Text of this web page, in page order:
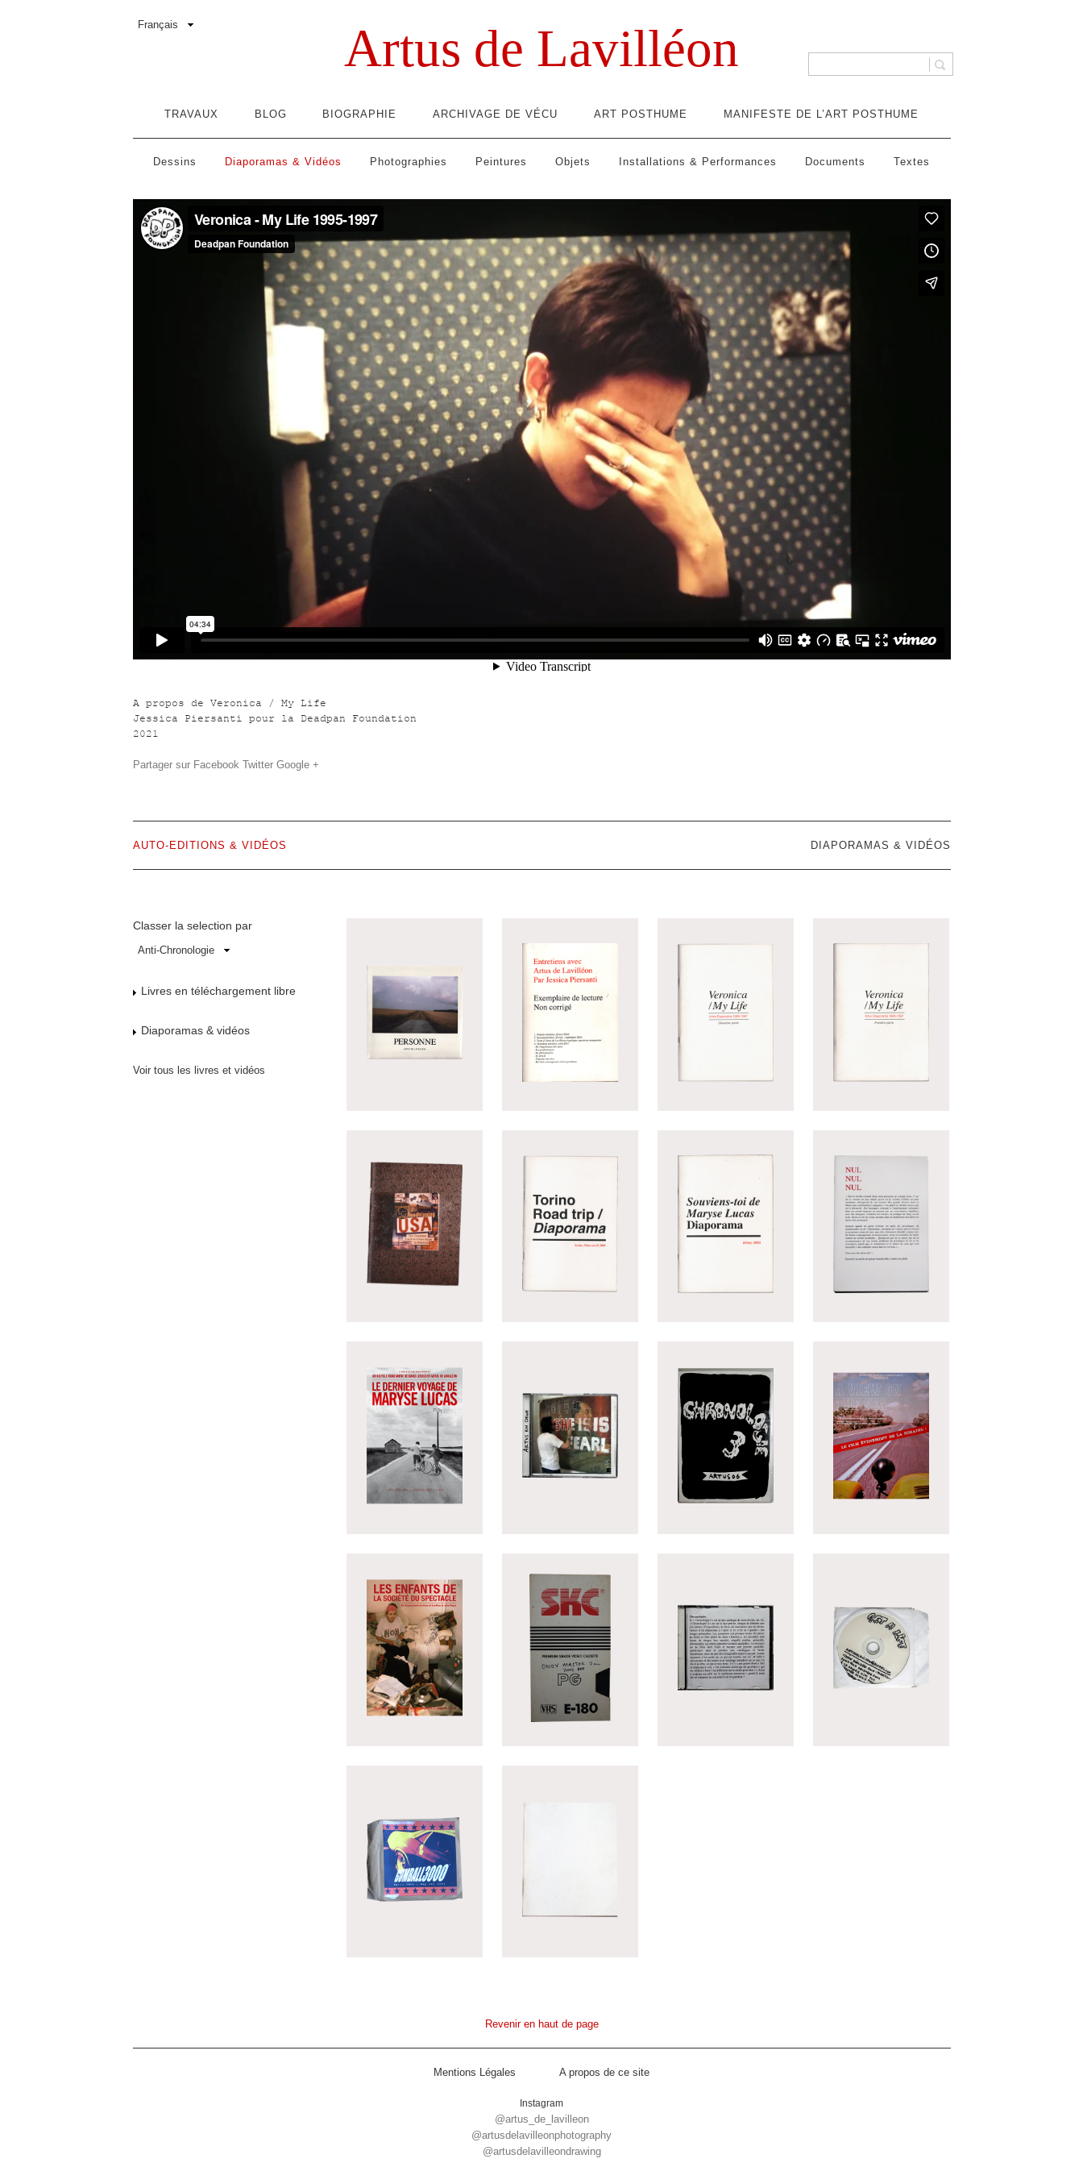
Artus de Lavilléon
TRAVAUX
Dessins Diaporamas & Vidéos Photographies Peintures Objets Installations & Performances Documents Textes
BLOG BIOGRAPHIE ARCHIVAGE DE VÉCU ART POSTHUME MANIFESTE DE L’ART POSTHUME
A propos de Veronica / My Life
Jessica Piersanti pour la Deadpan Foundation
2021
Partager sur Facebook Twitter Google +
AUTO-EDITIONS & VIDÉOS DIAPORAMAS & VIDÉOS
Classer la selection par
Livres en téléchargement libre
Diaporamas & vidéos
Voir tous les livres et vidéos
Revenir en haut de page
Mentions Légales A propos de ce site
Instagram
@artus_de_lavilleon
@artusdelavilleonphotography
@artusdelavilleondrawing